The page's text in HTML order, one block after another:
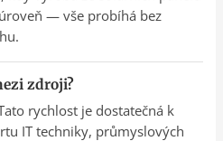
— vše probíhá bez
zdroji?
rychlost je dostatečná k
IT techniky, průmyslových